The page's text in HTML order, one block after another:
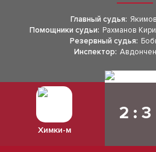
Главный судья:
Помощники судьи: Рахманов
Резервный судья:
Инспектор:
Химки-м
2 : 3